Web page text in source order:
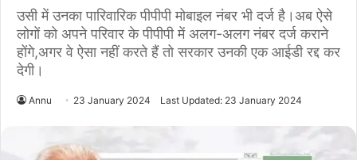
उसी में उनका पारिवारिक पीपीपी मोबाइल नंबर भी दर्ज है।अब ऐसे
लोगों को अपने परिवार के पीपीपी में अलग-अलग नंबर दर्ज कराने
होंगे,अगर वे ऐसा नहीं करते हैं तो सरकार उनकी एक आईडी रद्द कर
देगी।
Annu 23 January 2024 Last Updated: 23 January 2024